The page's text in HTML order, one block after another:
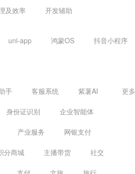
及效率 开发辅助
uni-app 鸿蒙OS 抖音小程序
手 客服系统 紫薯AI
身份证识别 企业智能体
产业服务 网银支付
分商城 主播带货 社交
更多